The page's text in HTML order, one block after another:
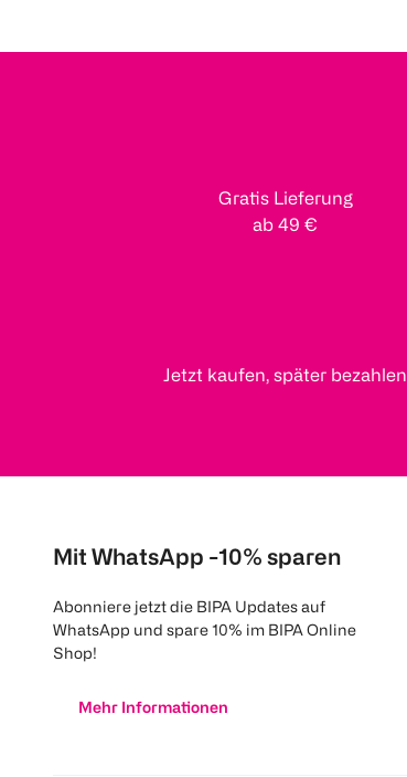
Gratis Lieferung
ab 49 €
Jetzt kaufen, später bezahlen
Mit WhatsApp -10% sparen
Abonniere jetzt die BIPA Updates auf
WhatsApp und spare 10% im BIPA Online
Shop!
Mehr Informationen